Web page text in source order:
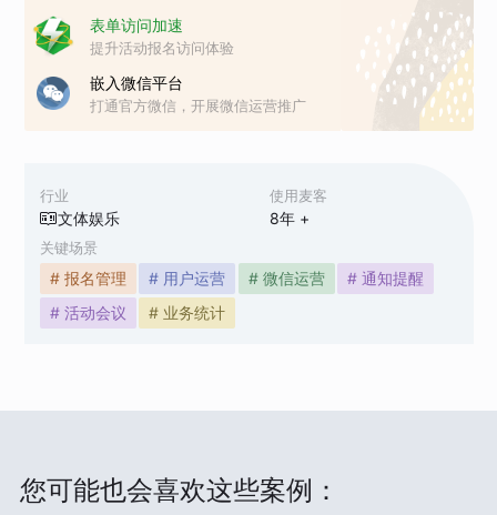
行业
文体娱乐
使用麦客
8年 +
关键场景
# 报名管理 # 用户运营 # 微信运营
# 通知提醒
# 活动会议
# 业务统计
表单访问加速
提升活动报名访问体验
嵌入微信平台
打通官方微信，开展微信运营推广
您可能也会喜欢这些案例：